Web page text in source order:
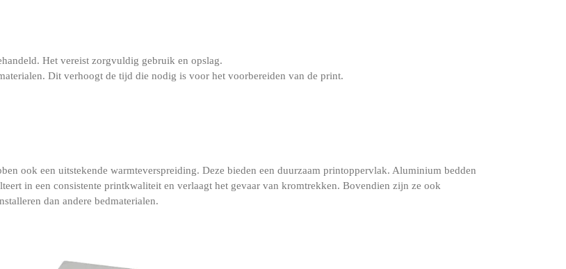
Het vereist zorgvuldig gebruik en opslag.
Dit verhoogt de tijd die nodig is voor het voorbereiden van de print.
ook een uitstekende warmteverspreiding. Deze bieden een duurzaam printoppervlak. Aluminium bedden
in een consistente printkwaliteit en verlaagt het gevaar van kromtrekken. Bovendien zijn ze ook
dan andere bedmaterialen.